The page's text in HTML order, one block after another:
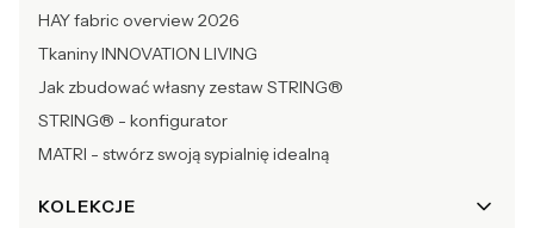
HAY fabric overview 2026
Tkaniny INNOVATION LIVING
Jak zbudować własny zestaw STRING®
STRING® - konfigurator
MATRI - stwórz swoją sypialnię idealną
KOLEKCJE